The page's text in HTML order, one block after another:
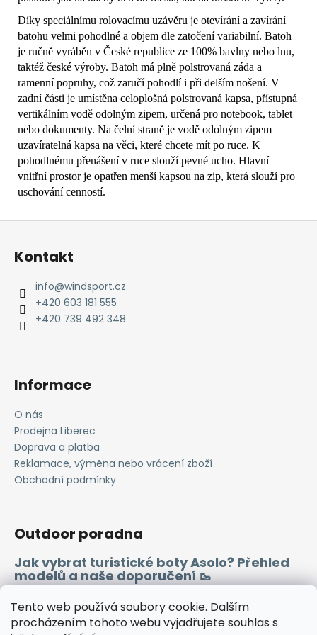
Tento web používá soubory cookie. Dalším
procházením tohoto webu vyjadřujete souhlas s
Díky speciálnímu rolovacímu uzávěru je otevírání a zavírání
batohu velmi pohodlné a objem dle zatočení variabilní. Batoh
je ručně vyráběn v České republice ze 100% bavlny nebo lnu,
taktéž české výroby. Batoh má plně polstrovaná záda a
ramenní popruhy, což zaručí pohodlí i při delším nošení. V
zadní části je umístěna celoplošná polstrovaná kapsa, přístupná
vertikálním vodě odolným zipem, určená pro notebook, tablet
nebo dokumenty. Na čelní straně je vodě odolným zipem
uzavíratelná kapsa na věci, které chcete mít po ruce. K
pohodlnému přenášení v ruce slouží pevné ucho. Hlavní
vnitřní prostor je opatřen menší kapsou na zip, která slouží pro
uschování cenností.
Z
Kontakt
info@windsport.cz
+420 603 181 555
+420 739 492 348
Informace
O nás
Prodejna Liberec
Doprava a platba
Reklamace, výměna nebo vrácení zboží
Obchodní podmínky
Outdoor poradna
Jak vybrat turistické boty Asolo? Přehled
modelů a naše doporučení 🥾